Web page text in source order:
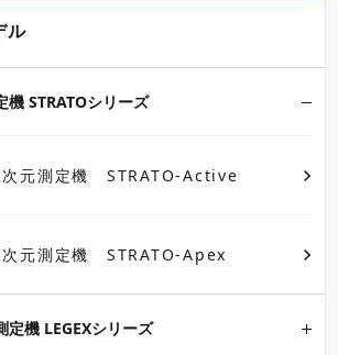
ル
機 STRATOシリーズ
次元測定機 STRATO-Active
次元測定機 STRATO-Apex
定機 LEGEXシリーズ